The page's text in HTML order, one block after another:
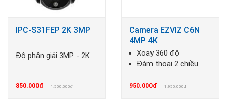
IPC-S31FEP 2K 3MP
Độ phân giải 3MP - 2K
850.000đ 1.500.000đ
Camera EZVIZ C6N
4MP 4K
Xoay 360 độ
Đàm thoại 2 chiều
950.000đ 1.950.000đ